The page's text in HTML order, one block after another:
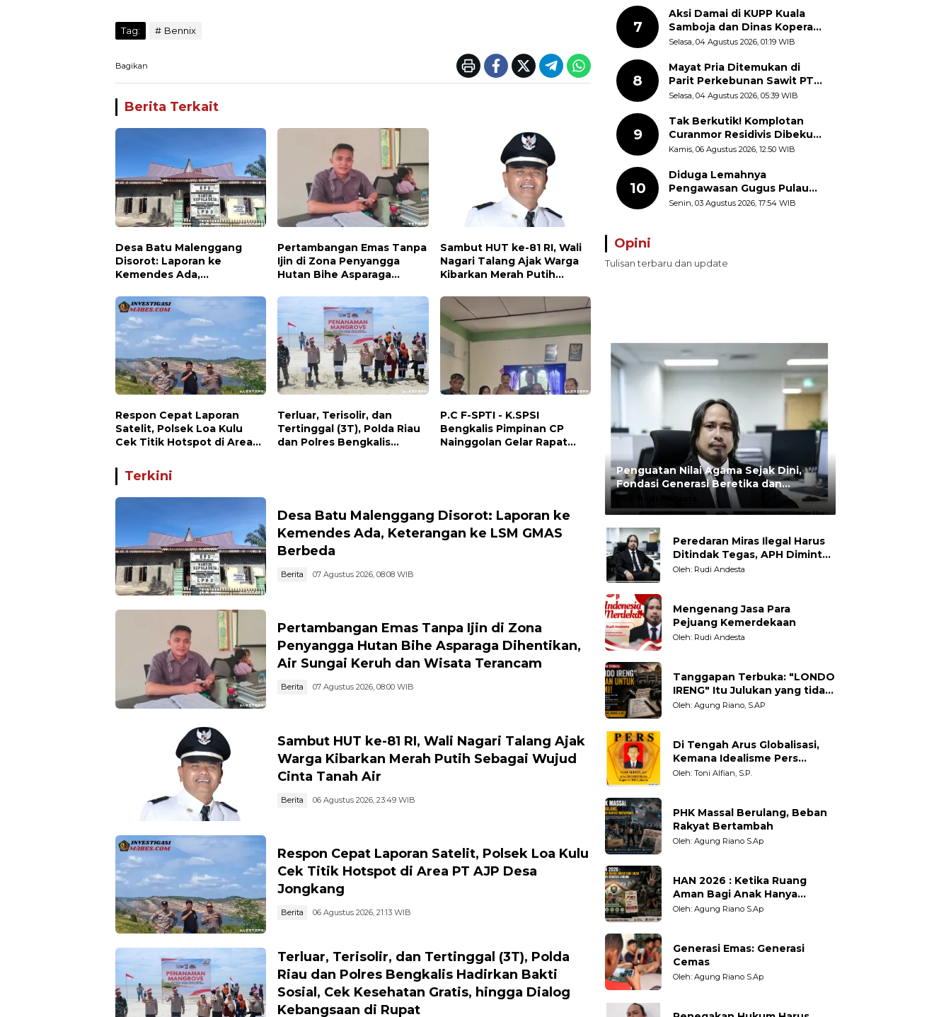
Tag: Bennix
Bagikan
Berita Terkait
Desa Batu Malenggang
Disorot: Laporan ke
Kemendes Ada,
Berbeda
Pertambangan Emas Tanpa
Ijin di Zona Penyangga
Hutan Bihe Asparaga
Keruh dan Wisata
Terancam
Sambut HUT ke-81 RI, Wali
Nagari Talang Ajak Warga
Kibarkan Merah Putih
Tanah Air
Respon Cepat Laporan
Satelit, Polsek Loa Kulu
Cek Titik Hotspot di Area
Terluar, Terisolir, dan
Tertinggal (3T), Polda Riau
dan Polres Bengkalis
P.C F-SPTI - K.SPSI
Bengkalis Pimpinan CP
Nainggolan Gelar Rapat
Terkini
Desa Batu Malenggang Disorot: Laporan ke
Kemendes Ada, Keterangan ke LSM GMAS
Berbeda
Berita 07 Agustus 2026, 08:08 WIB
Pertambangan Emas Tanpa Ijin di Zona
Penyangga Hutan Bihe Asparaga Dihentikan,
Air Sungai Keruh dan Wisata Terancam
Berita 07 Agustus 2026, 08:00 WIB
Sambut HUT ke-81 RI, Wali Nagari Talang Ajak
Warga Kibarkan Merah Putih Sebagai Wujud
Cinta Tanah Air
Berita 06 Agustus 2026, 23:49 WIB
Respon Cepat Laporan Satelit, Polsek Loa Kulu
Cek Titik Hotspot di Area PT AJP Desa
Jongkang
Berita 06 Agustus 2026, 21:13 WIB
Terluar, Terisolir, dan Tertinggal (3T), Polda
Riau dan Polres Bengkalis Hadirkan Bakti
Sosial, Cek Kesehatan Gratis, hingga Dialog
Kebangsaan di Rupat
Libatkan Masyarakat
7
Aksi Damai di KUPP Kuala
Samboja dan Dinas Koperasi
Kukar, Tuntut Keadilan dan
Selasa, 04 Agustus 2026, 01:19 WIB
8
Mayat Pria Ditemukan di
Parit Perkebunan Sawit PT
Hindoli Keluang, Polisi
Selasa, 04 Agustus 2026, 05:39 WIB
9
Tak Berkutik! Komplotan
Curanmor Residivis Dibekuk
Polisi, Delapan Aksi
Terungkap
Kamis, 06 Agustus 2026, 12:50 WIB
10
Diduga Lemahnya
Pengawasan Gugus Pulau
Provinsi Maluku Picu Dugaan
Senin, 03 Agustus 2026, 17:54 WIB
Opini
Tulisan terbaru dan update
Penguatan Nilai Agama Sejak Dini,
Fondasi Generasi Beretika dan
BermoralRudi Andesta
Peredaran Miras Ilegal Harus
Ditindak Tegas, APH Diminta
Tegakkan Hukum Tanpa
Oleh: Rudi Andesta
Mengenang Jasa Para
Pejuang Kemerdekaan
Oleh: Rudi Andesta
Tanggapan Terbuka: "LONDO
IRENG" Itu Julukan yang tidak
Adil untuk Wartawan,
Oleh: Agung Riano, S.AP
Di Tengah Arus Globalisasi,
Kemana Idealisme Pers
Berpihak?
Oleh: Toni Alfian, S.P.
PHK Massal Berulang, Beban
Rakyat Bertambah
Oleh: Agung Riano S.Ap
HAN 2026 : Ketika Ruang
Aman Bagi Anak Hanya
Sebatas Angan
Oleh: Agung Riano S.Ap
Generasi Emas: Generasi
Cemas
Oleh: Agung Riano S.Ap